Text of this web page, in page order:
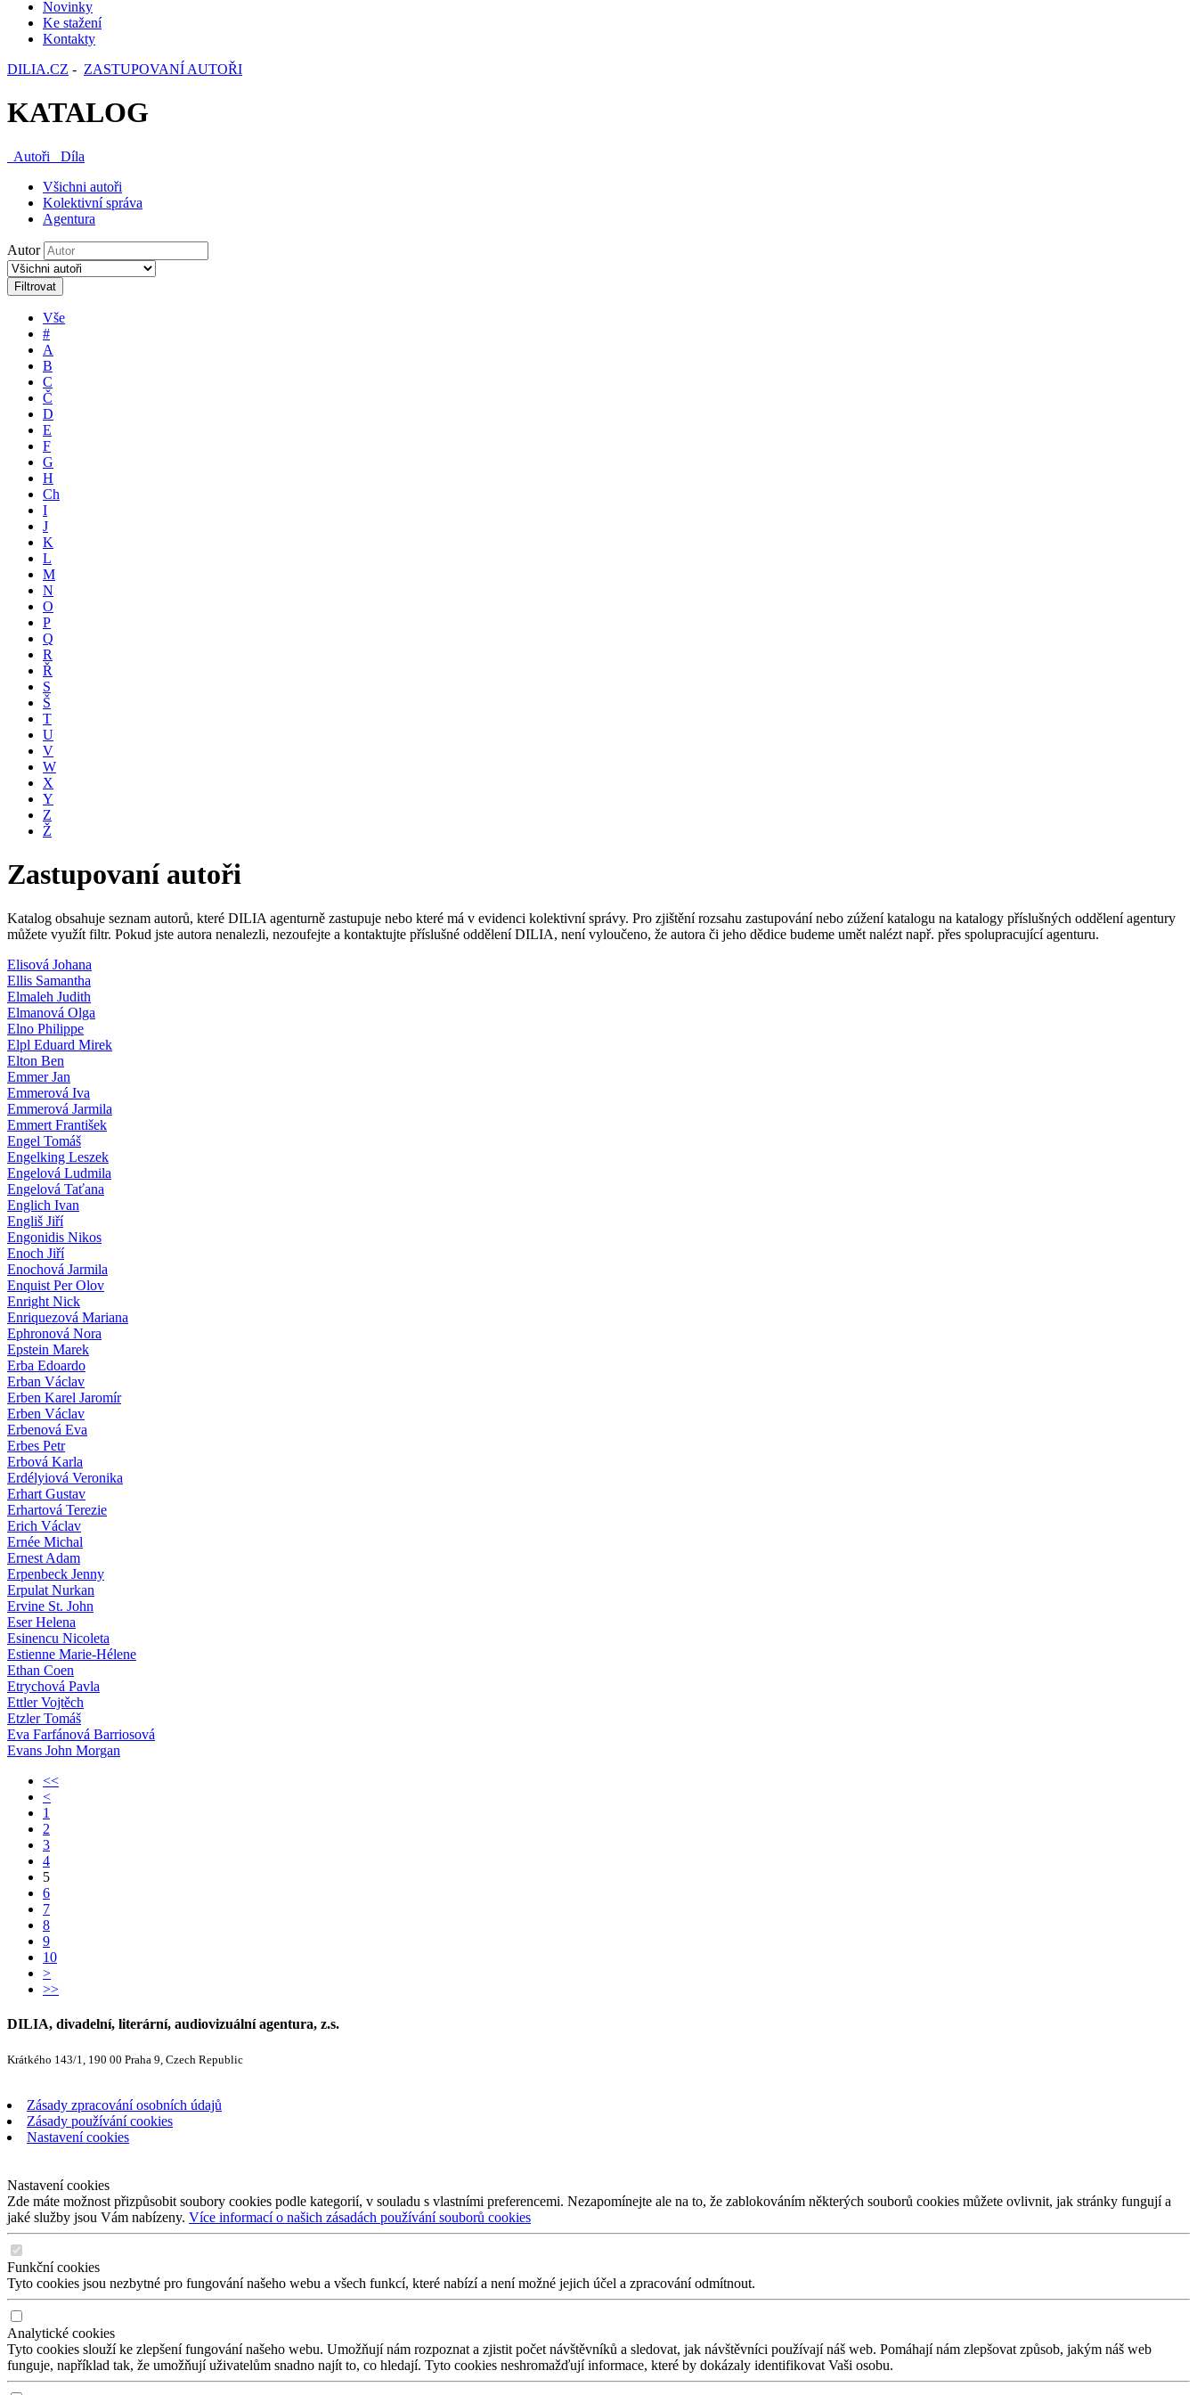
Novinky
Ke stažení
Kontakty
DILIA.CZ - ZASTUPOVANÍ AUTOŘI
KATALOG
Autoři
Díla
Všichni autoři
Kolektivní správa
Agentura
Autor
Filtrovat
Vše
#
A
B
C
Č
D
E
F
G
H
Ch
I
J
K
L
M
N
O
P
Q
R
Ř
S
Š
T
U
V
W
X
Y
Z
Ž
Zastupovaní autoři
Katalog obsahuje seznam autorů, které DILIA agenturně zastupuje nebo které má v evidenci kolektivní správy. Pro zjištění rozsahu zastupování nebo zúžení katalogu na katalogy příslušných oddělení agentury
můžete využít filtr. Pokud jste autora nenalezli, nezoufejte a kontaktujte příslušné oddělení DILIA, není vyloučeno, že autora či jeho dědice budeme umět nalézt např. přes spolupracující agenturu.
Elisová Johana
Ellis Samantha
Elmaleh Judith
Elmanová Olga
Elno Philippe
Elpl Eduard Mirek
Elton Ben
Emmer Jan
Emmerová Iva
Emmerová Jarmila
Emmert František
Engel Tomáš
Engelking Leszek
Engelová Ludmila
Engelová Taťana
Englich Ivan
Engliš Jiří
Engonidis Nikos
Enoch Jiří
Enochová Jarmila
Enquist Per Olov
Enright Nick
Enriquezová Mariana
Ephronová Nora
Epstein Marek
Erba Edoardo
Erban Václav
Erben Karel Jaromír
Erben Václav
Erbenová Eva
Erbes Petr
Erbová Karla
Erdélyiová Veronika
Erhart Gustav
Erhartová Terezie
Erich Václav
Ernée Michal
Ernest Adam
Erpenbeck Jenny
Erpulat Nurkan
Ervine St. John
Eser Helena
Esinencu Nicoleta
Estienne Marie-Hélene
Ethan Coen
Etrychová Pavla
Ettler Vojtěch
Etzler Tomáš
Eva Farfánová Barriosová
Evans John Morgan
<<
<
1
2
3
4
5
6
7
8
9
10
>
>>
DILIA, divadelní, literární, audiovizuální agentura, z.s.
Krátkého 143/1, 190 00 Praha 9, Czech Republic
Zásady zpracování osobních údajů
Zásady používání cookies
Nastavení cookies
Nastavení cookies
Zde máte možnost přizpůsobit soubory cookies podle kategorií, v souladu s vlastními preferencemi. Nezapomínejte ale na to, že zablokováním některých souborů cookies můžete ovlivnit, jak stránky fungují a
jaké služby jsou Vám nabízeny. Více informací o našich zásadách používání souborů cookies
Funkční cookies
Tyto cookies jsou nezbytné pro fungování našeho webu a všech funkcí, které nabízí a není možné jejich účel a zpracování odmítnout.
Analytické cookies
Tyto cookies slouží ke zlepšení fungování našeho webu. Umožňují nám rozpoznat a zjistit počet návštěvníků a sledovat, jak návštěvníci používají náš web. Pomáhají nám zlepšovat způsob, jakým náš web
funguje, například tak, že umožňují uživatelům snadno najít to, co hledají. Tyto cookies neshromažďují informace, které by dokázaly identifikovat Vaši osobu.